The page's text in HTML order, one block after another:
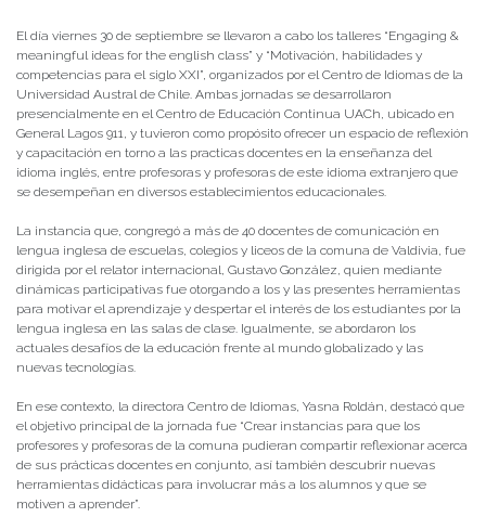
El día viernes 30 de septiembre se llevaron a cabo los talleres “Engaging &
meaningful ideas for the english class” y “Motivación, habilidades y
competencias para el siglo XXI”, organizados por el Centro de Idiomas de la
Universidad Austral de Chile. Ambas jornadas se desarrollaron
presencialmente en el Centro de Educación Continua UACh, ubicado en
General Lagos 911, y tuvieron como propósito ofrecer un espacio de reflexión
y capacitación en torno a las practicas docentes en la enseñanza del
idioma inglés, entre profesoras y profesoras de este idioma extranjero que
se desempeñan en diversos establecimientos educacionales.
La instancia que, congregó a más de 40 docentes de comunicación en
lengua inglesa de escuelas, colegios y liceos de la comuna de Valdivia, fue
dirigida por el relator internacional, Gustavo González, quien mediante
dinámicas participativas fue otorgando a los y las presentes herramientas
para motivar el aprendizaje y despertar el interés de los estudiantes por la
lengua inglesa en las salas de clase. Igualmente, se abordaron los
actuales desafíos de la educación frente al mundo globalizado y las
nuevas tecnologías.
En ese contexto, la directora Centro de Idiomas, Yasna Roldán, destacó que
el objetivo principal de la jornada fue “Crear instancias para que los
profesores y profesoras de la comuna pudieran compartir reflexionar acerca
de sus prácticas docentes en conjunto, así también descubrir nuevas
herramientas didácticas para involucrar más a los alumnos y que se
motiven a aprender”.